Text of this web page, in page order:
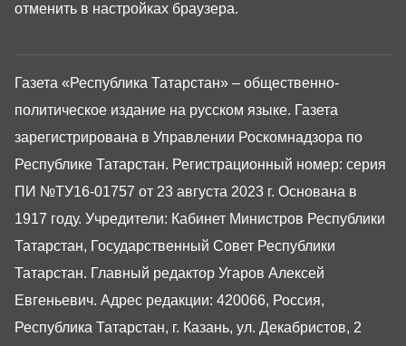
Газета «Республика Татарстан» – общественно-
политическое издание на русском языке. Газета
зарегистрирована в Управлении Роскомнадзора по
Республике Татарстан. Регистрационный номер: серия
ПИ №ТУ16-01757 от 23 августа 2023 г. Основана в
1917 году. Учредители: Кабинет Министров Республики
Татарстан, Государственный Совет Республики
Татарстан. Главный редактор Угаров Алексей
Евгеньевич. Адрес редакции: 420066, Россия,
Республика Татарстан, г. Казань, ул. Декабристов, 2
отменить в настройках браузера.